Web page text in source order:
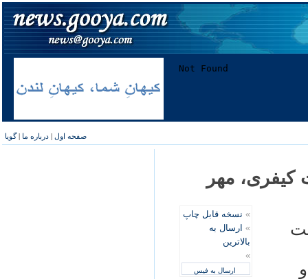
صفحه اول | درباره ما |گویا
کیفری، مهر
» نسخه قابل چاپ
» ارسال به
بالاترین
»
ارسال به فیس